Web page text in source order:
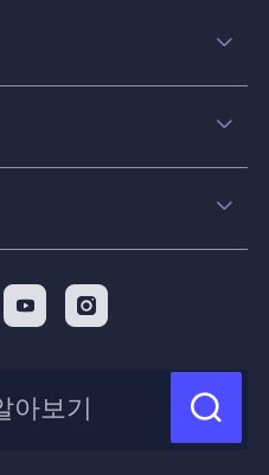
팁
 
